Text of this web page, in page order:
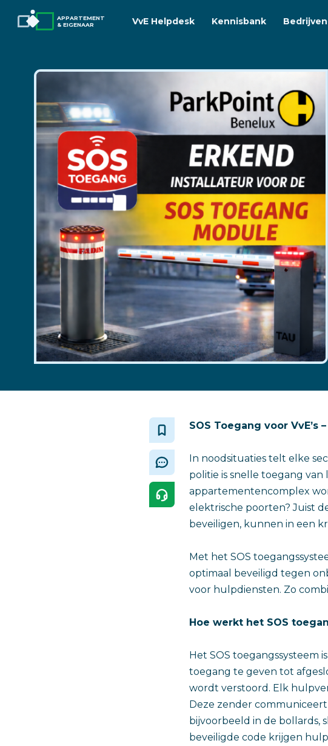
APPARTEMENT
& EIGENAAR
VvE Helpdesk Kennisbank
SOS Toegang voor
In noodsituaties telt elke
politie is snelle toegang
appartementencomplex
elektrische poorten? Juist
beveiligen, kunnen in een
Met het SOS
optimaal beveiligd tegen
voor hulpdiensten. Zo
Hoe werkt het SOS
Het SOS
toegang te geven tot
wordt verstoord. Elk
Deze zender
bijvoorbeeld in de bollards,
beveiligde code krijgen